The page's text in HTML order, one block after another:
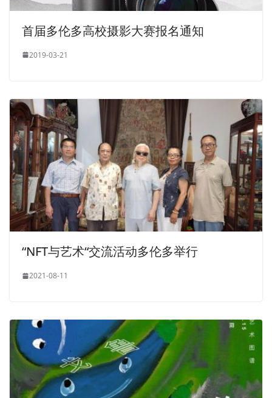
首届多伦多高校摄影大赛报名通知
2019-03-21
“NFT与艺术“交流活动多伦多举行
2021-08-11